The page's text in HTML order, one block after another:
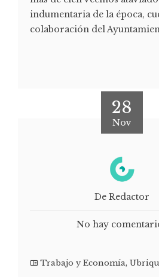
indumentaria de la época,
colaboración del
28
Nov
De Redactor
No hay
Trabajo y Economía,